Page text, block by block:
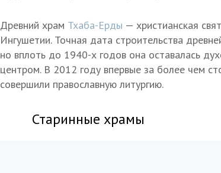
Древний храм Тхаба-Ерды — христианская
Ингушетии. Точная дата строительства
но вплоть до 1940-х годов она оставалась
центром. В 2012 году впервые за более чем
совершили православную литургию.
Старинные храмы